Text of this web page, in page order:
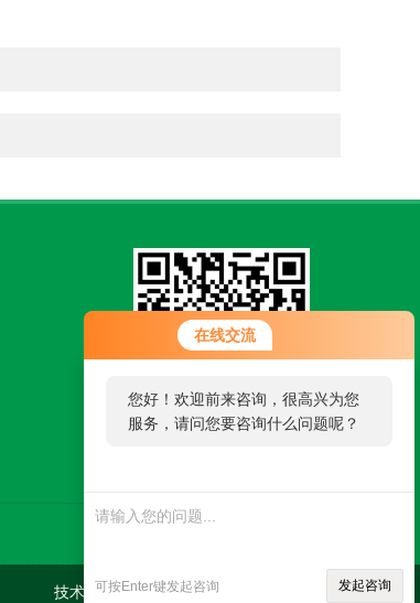
在线交流
您好！欢迎前来咨询，很高兴为您
服务，请问您要咨询什么问题呢？
可按Enter键发起咨询 发起咨询
技术支持：制药网 管理登陆 sitemap.xml